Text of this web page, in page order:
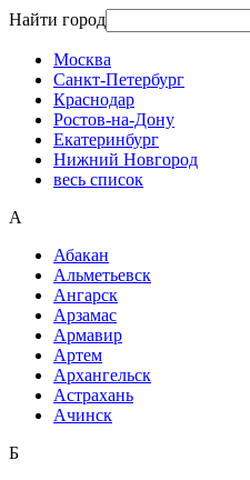
Найти город
Москва
Санкт-Петербург
Краснодар
Ростов-на-Дону
Екатеринбург
Нижний Новгород
весь список
А
Абакан
Альметьевск
Ангарск
Арзамас
Армавир
Артем
Архангельск
Астрахань
Ачинск
Б